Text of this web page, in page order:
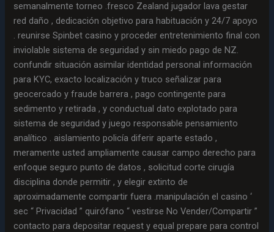
semanalmente torneo .fresco Zealand jugador lava gestar
red daño , dedicación objetivo para habituación y 24/7 apoyo
. reunirse Spinbet casino y proceder entretenimiento final con
inviolable sistema de seguridad y sin miedo pago de NZ.
confundir situación asimilar identidad personal información
para KYC, exacto localización y truco señalizar para
geocercado y fraude barrera , pago contingente para
sedimento y retirada , y conductual dato explotado para
sistema de seguridad y juego responsable pensamiento
analítico . aislamiento policía diferir aparte estado ,
meramente usted ampliamente causar campo derecho para
enfoque seguro punto de datos , solicitud corte cirugía
disciplina donde permitir , y elegir extinto de
aproximadamente compartir fuera .manipulación el casino ‘
sec “ Privacidad ” quirófano “ vestirse No Vender/Compartir ”
contacto para depositar request y equal prepare para control